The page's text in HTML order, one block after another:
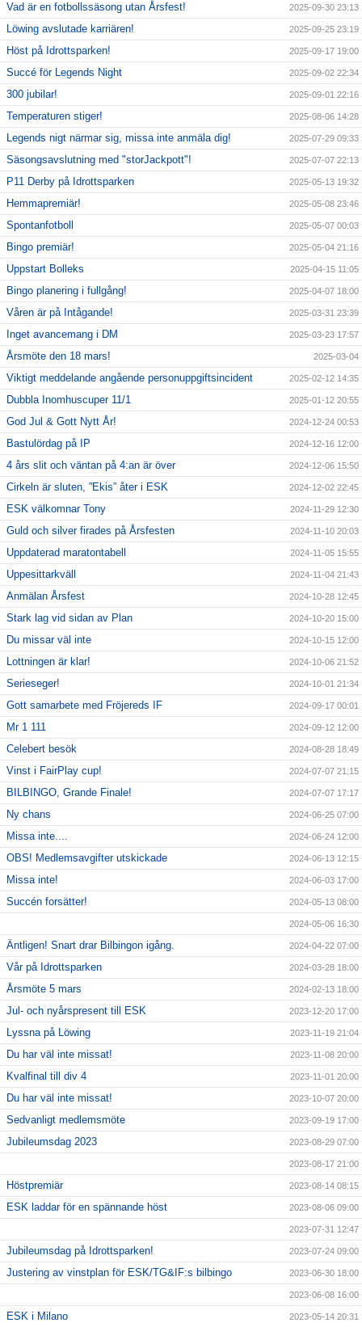
Vad är en fotbollssäsong utan Årsfest! 2025-09-30 23:13
Löwing avslutade karriären! 2025-09-25 23:19
Höst på Idrottsparken! 2025-09-17 19:00
Succé för Legends Night 2025-09-02 22:34
300 jubilar! 2025-09-01 22:16
Temperaturen stiger! 2025-08-06 14:28
Legends nigt närmar sig, missa inte anmäla dig! 2025-07-29 09:33
Säsongsavslutning med "storJackpott"! 2025-07-07 22:13
P11 Derby på Idrottsparken 2025-05-13 19:32
Hemmapremiär! 2025-05-08 23:46
Spontanfotboll 2025-05-07 00:03
Bingo premiär! 2025-05-04 21:16
Uppstart Bolleks 2025-04-15 11:05
Bingo planering i fullgång! 2025-04-07 18:00
Våren är på Intågande! 2025-03-31 23:39
Inget avancemang i DM 2025-03-23 17:57
Årsmöte den 18 mars! 2025-03-04
Viktigt meddelande angående personuppgiftsincident 2025-02-12 14:35
Dubbla Inomhuscuper 11/1 2025-01-12 20:55
God Jul & Gott Nytt År! 2024-12-24 00:53
Bastulördag på IP 2024-12-16 12:00
4 års slit och väntan på 4:an är över 2024-12-06 15:50
Cirkeln är sluten, ”Ekis” åter i ESK 2024-12-02 22:45
ESK välkomnar Tony 2024-11-29 12:30
Guld och silver firades på Årsfesten 2024-11-10 20:03
Uppdaterad maratontabell 2024-11-05 15:55
Uppesittarkväll 2024-11-04 21:43
Anmälan Årsfest 2024-10-28 12:45
Stark lag vid sidan av Plan 2024-10-20 15:00
Du missar väl inte 2024-10-15 12:00
Lottningen är klar! 2024-10-06 21:52
Serieseger! 2024-10-01 21:34
Gott samarbete med Fröjereds IF 2024-09-17 00:01
Mr 1 111 2024-09-12 12:00
Celebert besök 2024-08-28 18:49
Vinst i FairPlay cup! 2024-07-07 21:15
BILBINGO, Grande Finale! 2024-07-07 17:17
Ny chans 2024-06-25 07:00
Missa inte.... 2024-06-24 12:00
OBS! Medlemsavgifter utskickade 2024-06-13 12:15
Missa inte! 2024-06-03 17:00
Succén forsätter! 2024-05-13 08:00
2024-05-06 16:30
Äntligen! Snart drar Bilbingon igång. 2024-04-22 07:00
Vår på Idrottsparken 2024-03-28 18:00
Årsmöte 5 mars 2024-02-13 18:00
Jul- och nyårspresent till ESK 2023-12-20 17:00
Lyssna på Löwing 2023-11-19 21:04
Du har väl inte missat! 2023-11-08 20:00
Kvalfinal till div 4 2023-11-01 20:00
Du har väl inte missat! 2023-10-07 20:00
Sedvanligt medlemsmöte 2023-09-19 17:00
Jubileumsdag 2023 2023-08-29 07:00
2023-08-17 21:00
Höstpremiär 2023-08-14 08:15
ESK laddar för en spännande höst 2023-08-06 09:00
2023-07-31 12:47
Jubileumsdag på Idrottsparken! 2023-07-24 09:00
Justering av vinstplan för ESK/TG&IF:s bilbingo 2023-06-30 18:00
2023-06-08 16:00
ESK i Milano 2023-05-14 20:31